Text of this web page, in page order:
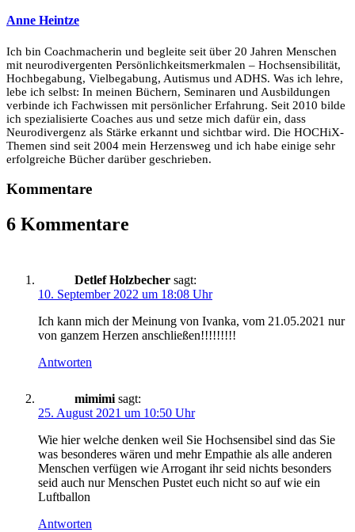
Anne Heintze
Ich bin Coachmacherin und begleite seit über 20 Jahren Menschen
mit neurodivergenten Persönlichkeitsmerkmalen – Hochsensibilität,
Hochbegabung, Vielbegabung, Autismus und ADHS. Was ich lehre,
lebe ich selbst: In meinen Büchern, Seminaren und Ausbildungen
verbinde ich Fachwissen mit persönlicher Erfahrung. Seit 2010 bilde
ich spezialisierte Coaches aus und setze mich dafür ein, dass
Neurodivergenz als Stärke erkannt und sichtbar wird. Die HOCHiX-
Themen sind seit 2004 mein Herzensweg und ich habe einige sehr
erfolgreiche Bücher darüber geschrieben.
Kommentare
6 Kommentare
Detlef Holzbecher sagt:
10. September 2022 um 18:08 Uhr
Ich kann mich der Meinung von Ivanka, vom 21.05.2021 nur
von ganzem Herzen anschließen!!!!!!!!!
Antworten
mimimi sagt:
25. August 2021 um 10:50 Uhr
Wie hier welche denken weil Sie Hochsensibel sind das Sie
was besonderes wären und mehr Empathie als alle anderen
Menschen verfügen wie Arrogant ihr seid nichts besonders
seid auch nur Menschen Pustet euch nicht so auf wie ein
Luftballon
Antworten